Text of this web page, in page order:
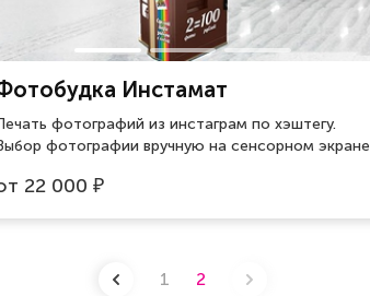
Инстамат
фотографий из инстаграм по хэштегу.
фотографии вручную на сенсорном экране
22 000 ₽
1 2